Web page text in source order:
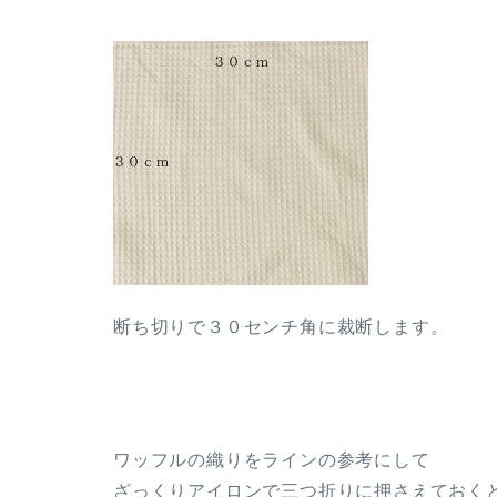
断ち切りで３０センチ角に裁断します。
ワッフルの織りをラインの参考にして
ざっくりアイロンで三つ折りに押さえておく